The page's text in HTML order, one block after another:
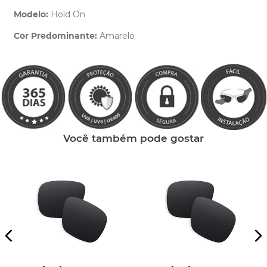
Modelo: Hold On
Cor Predominante: Amarelo
Você também pode gostar